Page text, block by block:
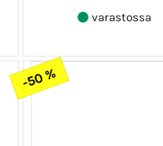
varastossa
-50 %